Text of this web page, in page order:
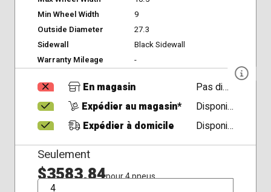
Min Wheel Width
9
Outside Diameter
27.3
Sidewall
Black Sidewall
Warranty Mileage
-
En magasin
Pas disponible
Expédier au magasin*
Disponible
Expédier à domicile
Disponible
Seulement
$3583,84pour 4 pneus